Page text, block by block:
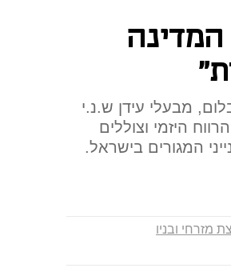
מבעלי עידן ש.נ.י
היזמי וצוללים
המגורים בישראל.
מזרחי ובניו